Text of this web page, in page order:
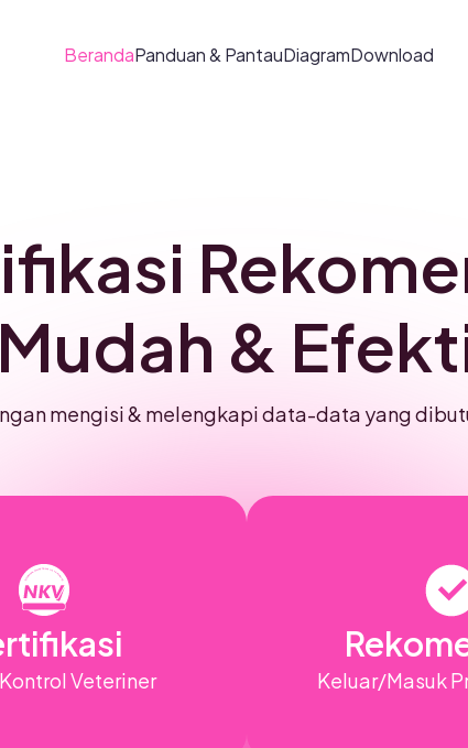
BerandaPanduan & PantauDiagramDownload
Mudah &
mengisi & melengkapi data-data yang
Veteriner Keluar/Masuk